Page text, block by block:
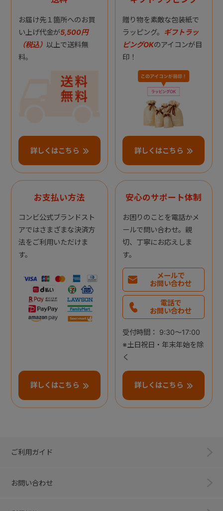
お届け先１箇所へのお買
い上げ代金が5,500円
（税込） 以上で送料無
料。
詳しくはこちら
贈り物を素敵な包装紙で
ラッピング。 ギフトラッ
ピングOKのアイコンが目
印！
詳しくはこちら
お支払い方法
コンビ公式ブランドスト
アではさまざまな決済方
法をご利用いただけま
す。
詳しくはこちら
安心のサポート体制
お困りのことを電話かメ
ールで問い合わせ。親
切、丁寧にお応えしま
す。
メールで
お問い合わせ
電話で
お問い合わせ
受付時間： 9:30～17:00
※土日祝日・年末年始を除
く
詳しくはこちら
ご利用ガイド
お問い合わせ